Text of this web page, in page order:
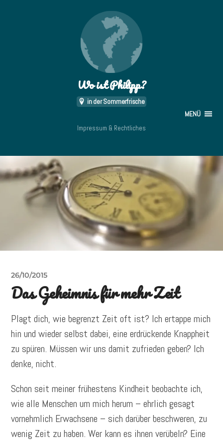
Wo ist Philipp?
in der Sommerfrische
MENÜ
Impressum & Rechtliches
26/10/2015
Das Geheimnis für mehr Zeit
Plagt dich, wie begrenzt Zeit oft ist? Ich ertappe mich
hin und wieder selbst dabei, eine erdrückende Knappheit
zu spüren. Müssen wir uns damit zufrieden geben? Ich
denke, nicht.
Schon seit meiner frühestens Kindheit beobachte ich,
wie alle Menschen um mich herum – ehrlich gesagt
vornehmlich Erwachsene – sich darüber beschweren, zu
wenig Zeit zu haben. Wer kann es ihnen verübeln? Eine